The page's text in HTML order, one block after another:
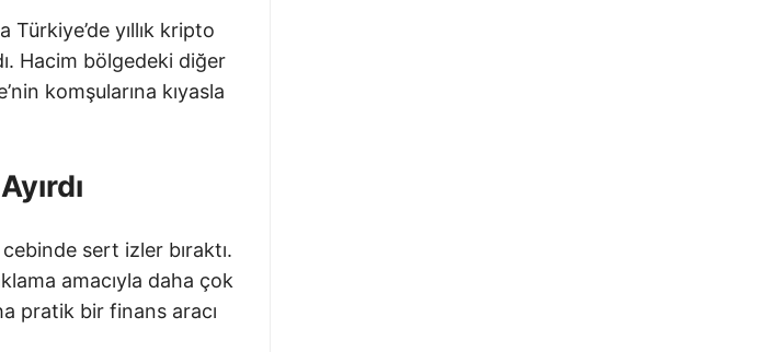
yıllık kripto
Hacim bölgedeki diğer
komşularına kıyasla
sert izler bıraktı.
amacıyla daha çok
pratik bir finans aracı